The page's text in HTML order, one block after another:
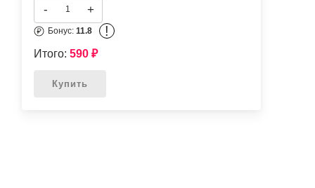
- +
Бонус: 11.8 !
Итого: 590 ₽
Купить